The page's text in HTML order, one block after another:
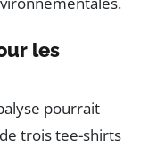
les
pourrait
trois tee-shirts